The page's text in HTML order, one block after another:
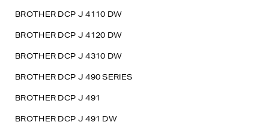
BROTHER DCP J 4110 DW
BROTHER DCP J 4120 DW
BROTHER DCP J 4310 DW
BROTHER DCP J 490 SERIES
BROTHER DCP J 491
BROTHER DCP J 491 DW